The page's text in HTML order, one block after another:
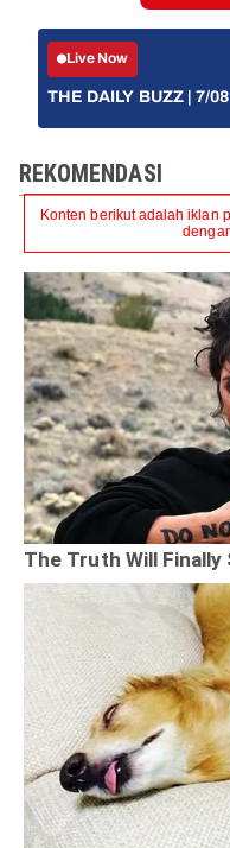
Live Now
THE DAILY BUZZ | 7/08